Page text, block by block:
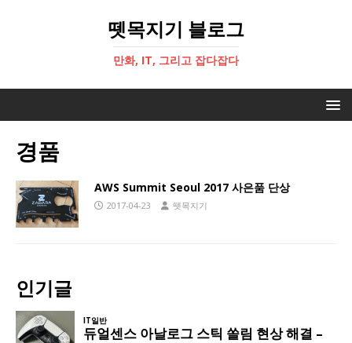
뗏목지기 블로그
만화, IT, 그리고 잡다잡다
경품
AWS Summit Seoul 2017 사은품 단상
2017-04-23 뗏목지기
인기글